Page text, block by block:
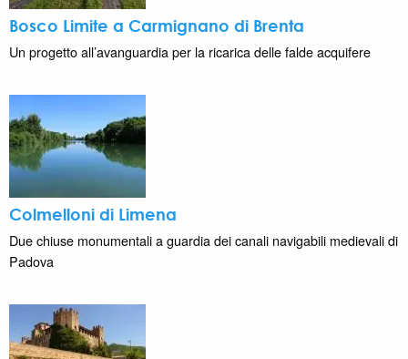
Bosco Limite a Carmignano di Brenta
Un progetto all’avanguardia per la ricarica delle falde acquifere
Colmelloni di Limena
Due chiuse monumentali a guardia dei canali navigabili medievali di
Padova